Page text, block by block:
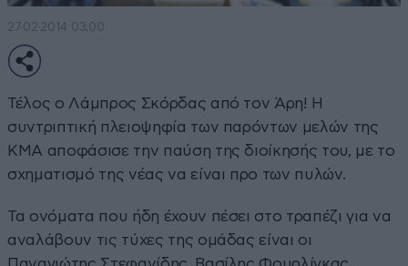
27·02·2014 03:00
Τέλος ο Λάμπρος Σκόρδας από τον Άρη! Η
συντριπτική πλειοψηφία των παρόντων μελών της
ΚΜΑ αποφάσισε την παύση της διοίκησής του, με το
σχηματισμό της νέας να είναι προ των πυλών.
Τα ονόματα που ήδη έχουν πέσει στο τραπέζι για να
αναλάβουν τις τύχες της ομάδας είναι οι